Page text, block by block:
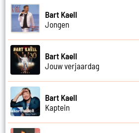
Bart Kaell
Jongen
Bart Kaell
Jouw verjaardag
Bart Kaell
Kaptein